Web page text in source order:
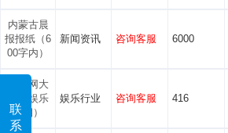
联
系
内蒙古晨
报报纸（6
00字内）
新闻资讯 咨询客服 6000
腾讯网大
湘（娱乐
大湘）
娱乐行业 咨询客服 416